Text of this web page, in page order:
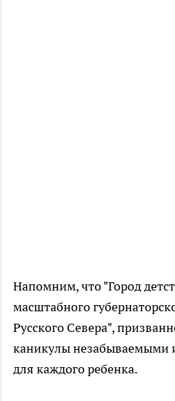
Напомним, что "Город
масштабного
Русского Севера",
каникулы незабываемыми
для каждого ребенка.